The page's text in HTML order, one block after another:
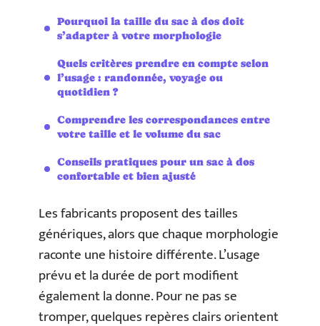
Pourquoi la taille du sac à dos doit
s’adapter à votre morphologie
Quels critères prendre en compte selon
l’usage : randonnée, voyage ou
quotidien ?
Comprendre les correspondances entre
votre taille et le volume du sac
Conseils pratiques pour un sac à dos
confortable et bien ajusté
Les fabricants proposent des tailles
génériques, alors que chaque morphologie
raconte une histoire différente. L’usage
prévu et la durée de port modifient
également la donne. Pour ne pas se
tromper, quelques repères clairs orientent